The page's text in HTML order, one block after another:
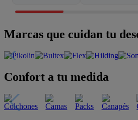
Marcas que cuidan tu
Confort a tu medida